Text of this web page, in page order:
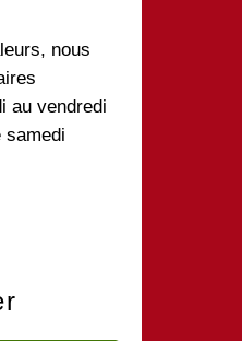
nous
au vendredi
samedi